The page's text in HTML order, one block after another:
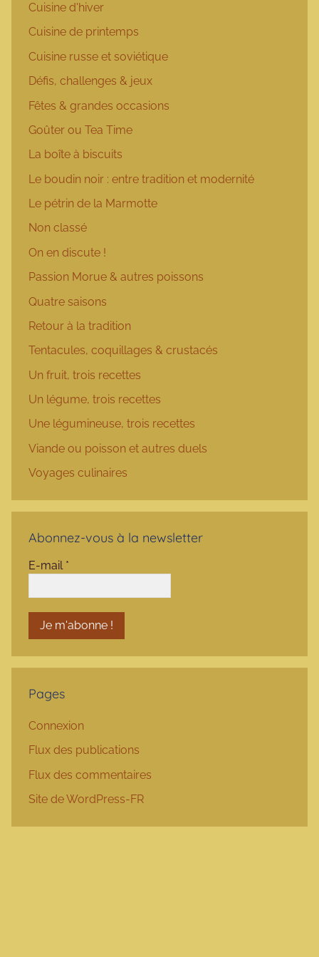
Cuisine d'hiver
Cuisine de printemps
Cuisine russe et soviétique
Défis, challenges & jeux
Fêtes & grandes occasions
Goûter ou Tea Time
La boîte à biscuits
Le boudin noir : entre tradition et modernité
Le pétrin de la Marmotte
Non classé
On en discute !
Passion Morue & autres poissons
Quatre saisons
Retour à la tradition
Tentacules, coquillages & crustacés
Un fruit, trois recettes
Un légume, trois recettes
Une légumineuse, trois recettes
Viande ou poisson et autres duels
Voyages culinaires
Abonnez-vous à la newsletter
E-mail *
Pages
Connexion
Flux des publications
Flux des commentaires
Site de WordPress-FR